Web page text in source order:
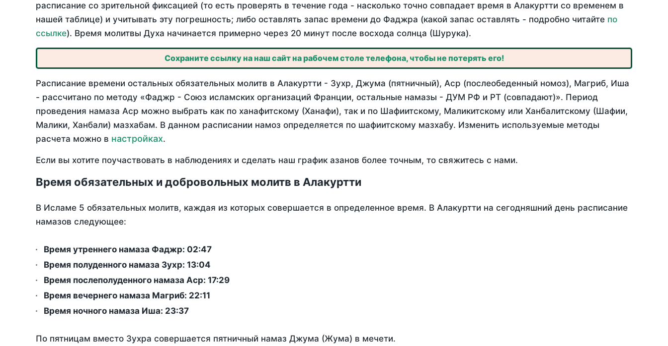
расписание со зрительной фиксацией (то есть проверять в течение года - насколько точно совпадает время в Алакуртти со временем в
нашей таблице) и учитывать эту погрешность; либо оставлять запас времени до Фаджра (какой запас оставлять - подробно читайте по
ссылке). Время молитвы Духа начинается примерно через 20 минут после восхода солнца (Шурука).
Сохраните ссылку на наш сайт на рабочем столе телефона, чтобы не потерять его!
Расписание времени остальных обязательных молитв в Алакуртти - Зухр, Джума (пятничный), Аср (послеобеденный номоз), Магриб, Иша
- рассчитано по методу «Фаджр - Союз исламских организаций Франции, остальные намазы - ДУМ РФ и РТ (совпадают)». Период
проведения намаза Аср можно выбрать как по ханафитскому (Ханафи), так и по Шафиитскому, Маликитскому или Ханбалитскому (Шафии,
Малики, Ханбали) мазхабам. В данном расписании намоз определяется по шафиитскому мазхабу. Изменить используемые методы
расчета можно в настройках.
Если вы хотите поучаствовать в наблюдениях и сделать наш график азанов более точным, то свяжитесь с нами.
Время обязательных и добровольных молитв в Алакуртти
В Исламе 5 обязательных молитв, каждая из которых совершается в определенное время. В Алакуртти на сегодняшний день расписание
намазов следующее:
Время утреннего намаза Фаджр: 02:47
Время полуденного намаза Зухр: 13:04
Время послеполуденного намаза Аср: 17:29
Время вечернего намаза Магриб: 22:11
Время ночного намаза Иша: 23:37
По пятницам вместо Зухра совершается пятничный намаз Джума (Жума) в мечети.